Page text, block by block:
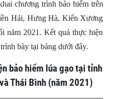
chương trình bảo hiểm trên
Hải, Hưng Hà, Kiến Xương
năm 2021. Kết quả thực hiện
bày tại bảng dưới đây.
bảo hiểm lúa gạo tại tỉnh
Thái Bình (năm 2021)